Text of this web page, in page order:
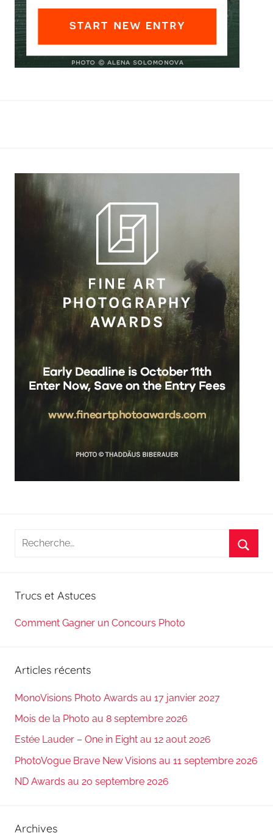
Recherche
Trucs et Astuces
Comment Gagner un Concours Photo
Articles récents
MonoVisions Photo Awards au 17 janvier 2027
Mois de la Photo au 8 septembre 2026
Estée Lauder – One in Eight au 12 aout 2026
PhotoVogue Brave New Visions au 11 septembre 2026
ND Awards au 20 septembre 2026
Archives